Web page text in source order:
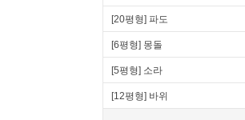
[20평형] 파도
[6평형] 몽돌
[5평형] 소라
[12평형] 바위